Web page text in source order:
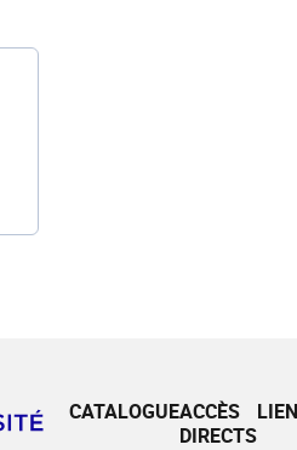
CATALOGUEACCÈS
DIRECTS